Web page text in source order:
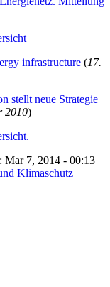
infrastructure (17.
stellt neue Strategie
2010)
Mar 7, 2014 - 00:13
Klimaschutz